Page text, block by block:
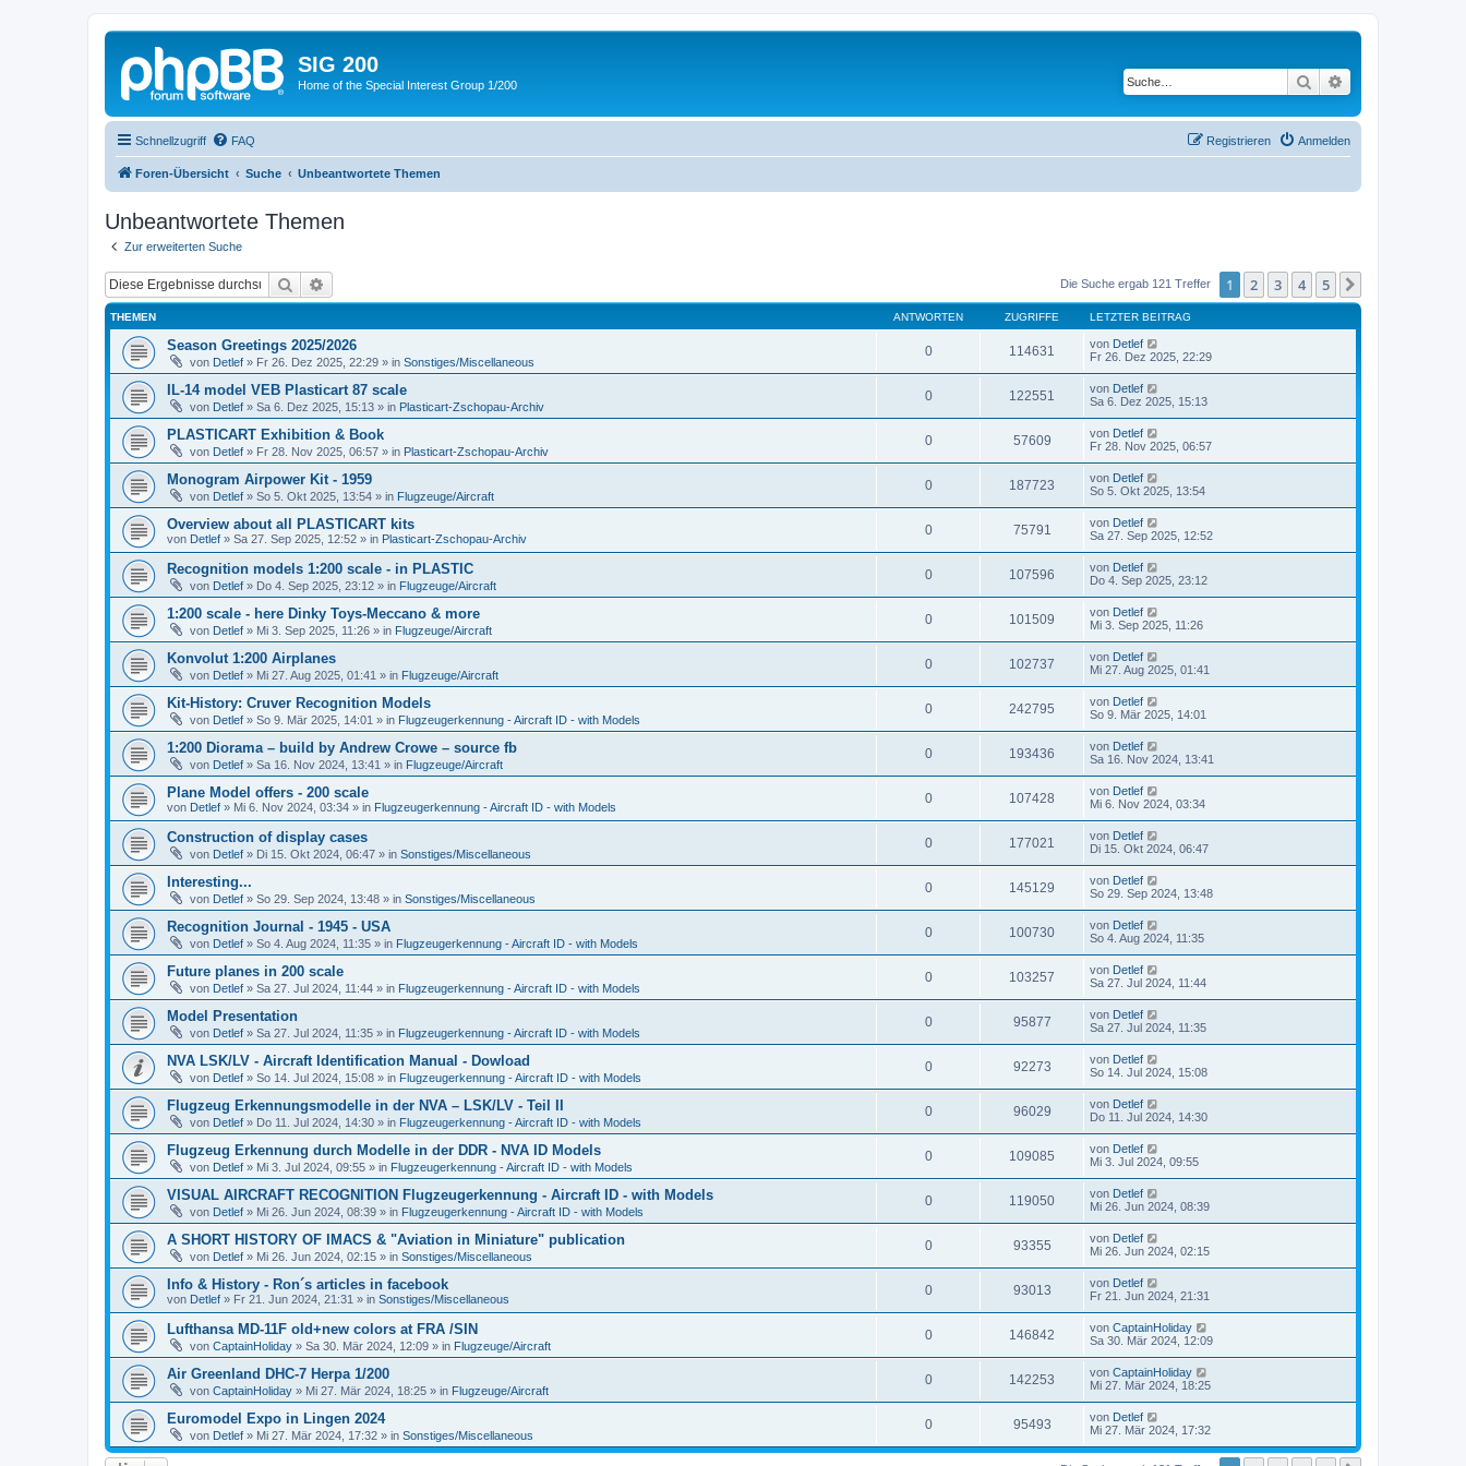
SIG 200
Home of the Special Interest Group 1/200 Suche
Schnellzugriff FAQ Anmelden
Registrieren
Foren-Übersicht Suche Unbeantwortete Themen
Unbeantwortete Themen
Zur erweiterten Suche
Suche Die Suche ergab 121 Treffer 1 2 3 4 5
THEMEN ANTWORTEN ZUGRIFFE LETZTER BEITRAG
Season Greetings 2025/2026
von Detlef » Fr 26. Dez 2025, 22:29 » in Sonstiges/Miscellaneous
0 114631 von Detlef
Fr 26. Dez 2025, 22:29
IL-14 model VEB Plasticart 87 scale
von Detlef » Sa 6. Dez 2025, 15:13 » in Plasticart-Zschopau-Archiv
0 122551 von Detlef
Sa 6. Dez 2025, 15:13
PLASTICART Exhibition & Book
von Detlef » Fr 28. Nov 2025, 06:57 » in Plasticart-Zschopau-Archiv
0 57609 von Detlef
Fr 28. Nov 2025, 06:57
Monogram Airpower Kit - 1959
von Detlef » So 5. Okt 2025, 13:54 » in Flugzeuge/Aircraft
0 187723 von Detlef
So 5. Okt 2025, 13:54
Overview about all PLASTICART kits
von Detlef » Sa 27. Sep 2025, 12:52 » in Plasticart-Zschopau-Archiv
0 75791 von Detlef
Sa 27. Sep 2025, 12:52
Recognition models 1:200 scale - in PLASTIC
von Detlef » Do 4. Sep 2025, 23:12 » in Flugzeuge/Aircraft
0 107596 von Detlef
Do 4. Sep 2025, 23:12
1:200 scale - here Dinky Toys-Meccano & more
von Detlef » Mi 3. Sep 2025, 11:26 » in Flugzeuge/Aircraft
0 101509 von Detlef
Mi 3. Sep 2025, 11:26
Konvolut 1:200 Airplanes
von Detlef » Mi 27. Aug 2025, 01:41 » in Flugzeuge/Aircraft
0 102737 von Detlef
Mi 27. Aug 2025, 01:41
Kit-History: Cruver Recognition Models
von Detlef » So 9. Mär 2025, 14:01 » in Flugzeugerkennung - Aircraft ID - with Models
0 242795 von Detlef
So 9. Mär 2025, 14:01
1:200 Diorama – build by Andrew Crowe – source fb
von Detlef » Sa 16. Nov 2024, 13:41 » in Flugzeuge/Aircraft
0 193436 von Detlef
Sa 16. Nov 2024, 13:41
Plane Model offers - 200 scale
von Detlef » Mi 6. Nov 2024, 03:34 » in Flugzeugerkennung - Aircraft ID - with Models
0 107428 von Detlef
Mi 6. Nov 2024, 03:34
Construction of display cases
von Detlef » Di 15. Okt 2024, 06:47 » in Sonstiges/Miscellaneous
0 177021 von Detlef
Di 15. Okt 2024, 06:47
Interesting...
von Detlef » So 29. Sep 2024, 13:48 » in Sonstiges/Miscellaneous
0 145129 von Detlef
So 29. Sep 2024, 13:48
Recognition Journal - 1945 - USA
von Detlef » So 4. Aug 2024, 11:35 » in Flugzeugerkennung - Aircraft ID - with Models
0 100730 von Detlef
So 4. Aug 2024, 11:35
Future planes in 200 scale
von Detlef » Sa 27. Jul 2024, 11:44 » in Flugzeugerkennung - Aircraft ID - with Models
0 103257 von Detlef
Sa 27. Jul 2024, 11:44
Model Presentation
von Detlef » Sa 27. Jul 2024, 11:35 » in Flugzeugerkennung - Aircraft ID - with Models
0 95877 von Detlef
Sa 27. Jul 2024, 11:35
NVA LSK/LV - Aircraft Identification Manual - Dowload
von Detlef » So 14. Jul 2024, 15:08 » in Flugzeugerkennung - Aircraft ID - with Models
0 92273 von Detlef
So 14. Jul 2024, 15:08
Flugzeug Erkennungsmodelle in der NVA – LSK/LV - Teil II
von Detlef » Do 11. Jul 2024, 14:30 » in Flugzeugerkennung - Aircraft ID - with Models
0 96029 von Detlef
Do 11. Jul 2024, 14:30
Flugzeug Erkennung durch Modelle in der DDR - NVA ID Models
von Detlef » Mi 3. Jul 2024, 09:55 » in Flugzeugerkennung - Aircraft ID - with Models
0 109085 von Detlef
Mi 3. Jul 2024, 09:55
VISUAL AIRCRAFT RECOGNITION Flugzeugerkennung - Aircraft ID - with Models
von Detlef » Mi 26. Jun 2024, 08:39 » in Flugzeugerkennung - Aircraft ID - with Models
0 119050 von Detlef
Mi 26. Jun 2024, 08:39
A SHORT HISTORY OF IMACS & "Aviation in Miniature" publication
von Detlef » Mi 26. Jun 2024, 02:15 » in Sonstiges/Miscellaneous
0 93355 von Detlef
Mi 26. Jun 2024, 02:15
Info & History - Ron´s articles in facebook
von Detlef » Fr 21. Jun 2024, 21:31 » in Sonstiges/Miscellaneous
0 93013 von Detlef
Fr 21. Jun 2024, 21:31
Lufthansa MD-11F old+new colors at FRA /SIN
von CaptainHoliday » Sa 30. Mär 2024, 12:09 » in Flugzeuge/Aircraft
0 146842 von CaptainHoliday
Sa 30. Mär 2024, 12:09
Air Greenland DHC-7 Herpa 1/200
von CaptainHoliday » Mi 27. Mär 2024, 18:25 » in Flugzeuge/Aircraft
0 142253 von CaptainHoliday
Mi 27. Mär 2024, 18:25
Euromodel Expo in Lingen 2024
von Detlef » Mi 27. Mär 2024, 17:32 » in Sonstiges/Miscellaneous
0 95493 von Detlef
Mi 27. Mär 2024, 17:32